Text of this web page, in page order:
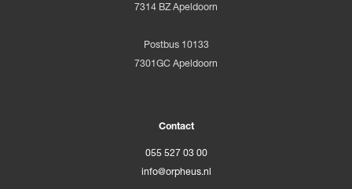
7314 BZ Apeldoorn
Postbus 10133
7301GC Apeldoorn
Contact
055 527 03 00
info@orpheus.nl